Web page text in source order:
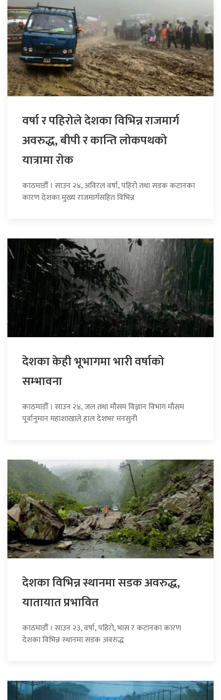
वर्षा र पहिरोले देशका विभिन्न राजमार्ग
अवरुद्ध, बीपी र कान्ति लोकपथको
यात्रामा रोक
काठमाडौँ । साउन २४, अविरल वर्षा, पहिरो तथा सडक कटानका
कारण देशका मुख्य राजमार्गसहित विभिन्न
देशका केही भूभागमा भारी वर्षाको
सम्भावना
काठमाडौँ । साउन २४, जल तथा मौसम विज्ञान विभाग मौसम
पूर्वानुमान महाशाखाले हाल देशभर मनसुनी
देशका विभिन्न स्थानमा सडक अवरुद्ध,
यातायात प्रभावित
काठमाडौँ । साउन २३, वर्षा, पहिरो, भास र कटानका कारण
देशका विभिन्न स्थानमा सडक अवरुद्ध